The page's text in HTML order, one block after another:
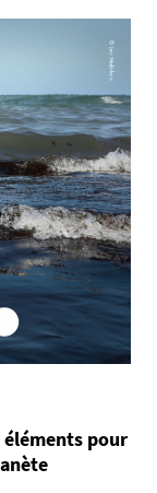
éléments pour